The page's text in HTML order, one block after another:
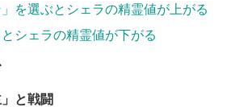
」を選ぶとシェラの精霊値が上がる
シェラの精霊値が下がる
と戦闘